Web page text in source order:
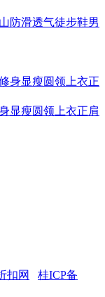
防滑透气徒步鞋男
显瘦圆领上衣正肩
扣网
桂ICP备